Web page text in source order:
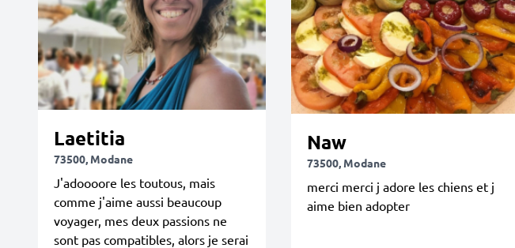
Laetitia
73500, Modane
J'adoooore les toutous, mais
comme j'aime aussi beaucoup
voyager, mes deux passions ne
sont pas compatibles, alors je serai
Naw
73500, Modane
merci merci j adore les chiens et j
aime bien adopter